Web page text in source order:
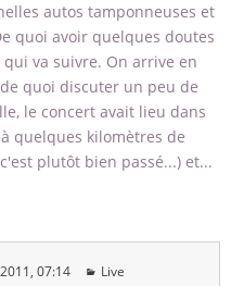
autos tamponneuses et
quoi avoir quelques doutes
va suivre. On arrive en
quoi discuter un peu de
le concert avait lieu dans
quelques kilomètres de
plutôt bien passé...) et...
, 07:14
Live